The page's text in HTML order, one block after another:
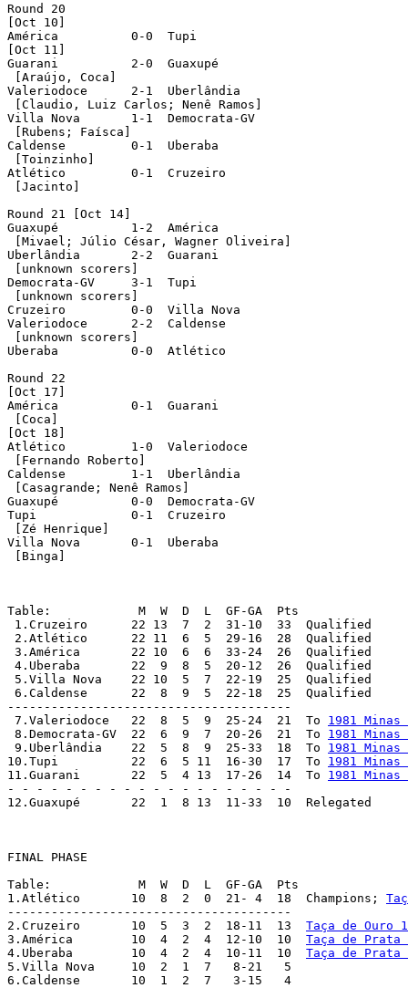
Round 20
[Oct 10]
América		 0-0  Tupi
[Oct 11]
Guarani		 2-0  Guaxupé
[Araújo, Coca]
Valeriodoce	 2-1  Uberlândia
[Claudio, Luiz Carlos; Nenê Ramos]
Villa Nova	 1-1  Democrata-GV
[Rubens; Faísca]
Caldense	 0-1  Uberaba
[Toinzinho]
Atlético	 0-1  Cruzeiro
[Jacinto]
Round 21 [Oct 14]
Guaxupé		 1-2  América
[Mivael; Júlio César, Wagner Oliveira]
Uberlândia	 2-2  Guarani
[unknown scorers]
Democrata-GV	 3-1  Tupi
[unknown scorers]
Cruzeiro	 0-0  Villa Nova
Valeriodoce	 2-2  Caldense
[unknown scorers]
Uberaba	 	 0-0  Atlético
Round 22
[Oct 17]
América		 0-1  Guarani
[Coca]
[Oct 18]
Atlético	 1-0  Valeriodoce
[Fernando Roberto]
Caldense	 1-1  Uberlândia
[Casagrande; Nenê Ramos]
Guaxupé		 0-0  Democrata-GV
Tupi 	 	 0-1  Cruzeiro
[Zé Henrique]
Villa Nova	 0-1  Uberaba
[Binga]
Table:		  M  W  D  L  GF-GA  Pts
1.Cruzeiro  	 22 13  7  2  31-10  33  Qualified
2.Atlético  	 22 11  6  5  29-16  28  Qualified
3.América  	 22 10  6  6  33-24  26  Qualified
4.Uberaba	 22  9  8  5  20-12  26  Qualified
5.Villa Nova    22 10  5  7  22-19  25  Qualified
6.Caldense	 22  8  9  5  22-18  25  Qualified
---------------------------------------
7.Valeriodoce	 22  8  5  9  25-24  21  To 1981 Minas
8.Democrata-GV  22  6  9  7  20-26  21  To 1981 Minas
9.Uberlândia    22  5  8  9  25-33  18  To 1981 Minas
10.Tupi	 	 22  6  5 11  16-30  17  To 1981 Minas
11.Guarani	 22  5  4 13  17-26  14  To 1981 Minas
- - - - - - - - - - - - - - - - - - - -
12.Guaxupé  	 22  1  8 13  11-33  10  Relegated
FINAL PHASE
Table:		  M  W  D  L  GF-GA  Pts
1.Atlético  	 10  8  2  0  21- 4  18  Champions;
---------------------------------------
2.Cruzeiro  	 10  5  3  2  18-11  13 Taça de Ouro
3.América  	 10  4  2  4  12-10  10 Taça de Prata
4.Uberaba	 10  4  2  4  10-11  10 Taça de Prata
5.Villa Nova     10  2  1  7   8-21   5
6.Caldense	 10  1  2  7   3-15   4